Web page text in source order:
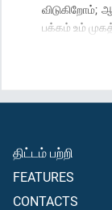
விடுகிறோம்;
பக்கம் உம்
நீங்கள்
திட்டம் பற்றி
FEATURES
CONTACTS